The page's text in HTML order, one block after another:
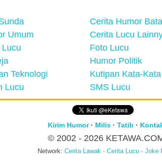
Cerita Humor
Umum Cerita Lucu
Foto Lucu
Humor Politik
Teknologi Kutipan Kata-
Lucu SMS Lucu
Kirim Humor· Milis · Tatib ·
© 2002 - 2026
Network: Cerita Lawak · Cerita Lucu · Joke